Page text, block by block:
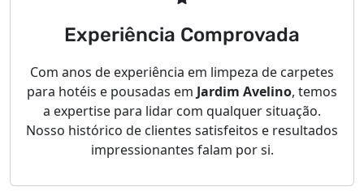
Experiência Comprovada
Com anos de experiência em limpeza de carpetes
para hotéis e pousadas em Jardim Avelino, temos
a expertise para lidar com qualquer situação.
Nosso histórico de clientes satisfeitos e resultados
impressionantes falam por si.